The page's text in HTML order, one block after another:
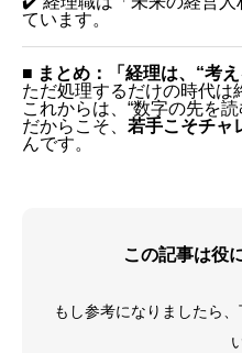
ています。
■ まとめ：「経理は、“考
ただ処理するだけの時代は
これからは、“数字の先を読
だからこそ、 若手こそチャ
んです。
この記事は役
もし参考になりましたら